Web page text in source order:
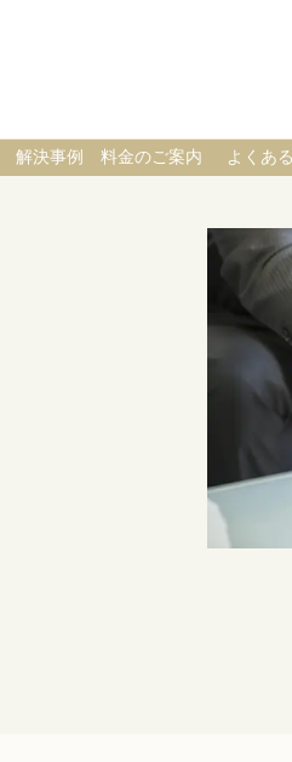
解決事例 料金のご案内 よくあ